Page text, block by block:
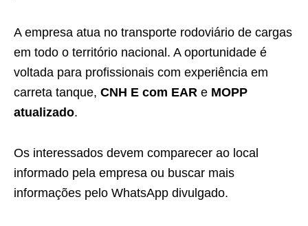
A empresa atua no transporte rodoviário de cargas
em todo o território nacional. A oportunidade é
voltada para profissionais com experiência em
carreta tanque, CNH E com EAR e MOPP
atualizado.
Os interessados devem comparecer ao local
informado pela empresa ou buscar mais
informações pelo WhatsApp divulgado.